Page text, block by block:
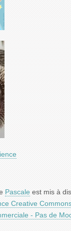
Pascale est mis à
Creative
- Pas de